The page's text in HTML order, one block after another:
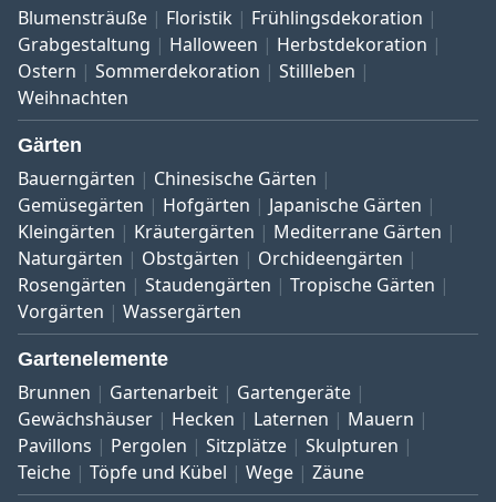
Blumensträuße Floristik
Frühlingsdekoration
Grabgestaltung
Halloween
Herbstdekoration
Ostern
Sommerdekoration
Stillleben
Weihnachten
Gärten
Bauerngärten
Chinesische Gärten
Gemüsegärten
Hofgärten
Japanische Gärten
Kleingärten
Kräutergärten
Mediterrane Gärten
Naturgärten
Obstgärten
Orchideengärten
Rosengärten
Staudengärten
Tropische Gärten
Vorgärten
Wassergärten
Gartenelemente
Brunnen Gartenarbeit
Gartengeräte
Gewächshäuser
Hecken Laternen
Mauern
Pavillons
Pergolen Sitzplätze
Skulpturen
Teiche
Töpfe und Kübel Wege Zäune